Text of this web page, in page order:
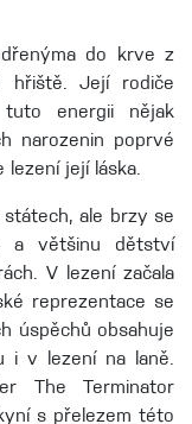
do krve z
hřiště. Její rodiče
energii nějak
narozenin poprvé
lezení její láska.
ale brzy se
a většinu dětství
V lezení začala
reprezentace se
úspěchů obsahuje
i v lezení na laně.
The Terminator
s přelezem této